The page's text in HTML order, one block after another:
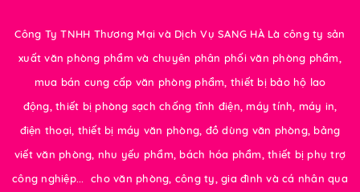
Công Ty TNHH Thương Mại và Dịch Vụ SANG HÀ Là công ty sản
xuất văn phòng phẩm và chuyên phân phối văn phòng phẩm,
mua bán cung cấp văn phòng phẩm, thiết bị bảo hộ lao
động, thiết bị phòng sạch chống tĩnh điện, máy tính, máy in,
điện thoại, thiết bị máy văn phòng, đồ dùng văn phòng, bảng
viết văn phòng, nhu yếu phẩm, bách hóa phẩm, thiết bị phụ trợ
công nghiệp... cho văn phòng, công ty, gia đình và cá nhân qua